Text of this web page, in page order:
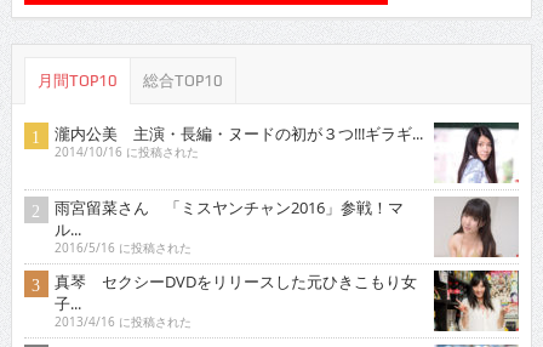
月間TOP10 総合TOP10
瀧内公美 主演・長編・ヌードの初が３つ!!!ギラギ...
2014/10/16 に投稿された
雨宮留菜さん 「ミスヤンチャン2016」参戦！マ
ル...
2016/5/16 に投稿された
真琴 セクシーDVDをリリースした元ひきこもり女
子...
2013/4/16 に投稿された